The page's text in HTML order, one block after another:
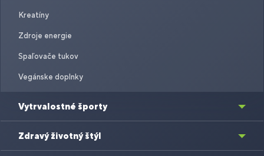
Kreatíny
Zdroje energie
Spaľovače tukov
Vegánske doplnky
Vytrvalostné športy
Zdravý životný štýl